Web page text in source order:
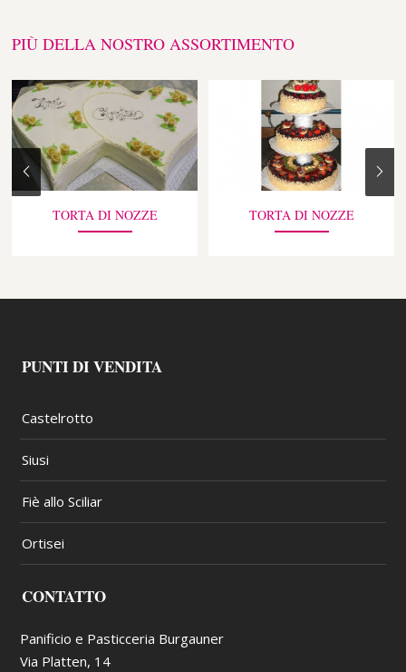
PIÙ DELLA NOSTRO ASSORTIMENTO
TORTA DI NOZZE TORTA DI NOZZE
PUNTI DI VENDITA
Castelrotto
Siusi
Fiè allo Sciliar
Ortisei
CONTATTO
Panificio e Pasticceria Burgauner
Via Platten, 14